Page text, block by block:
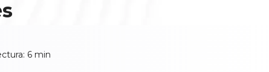
6 min